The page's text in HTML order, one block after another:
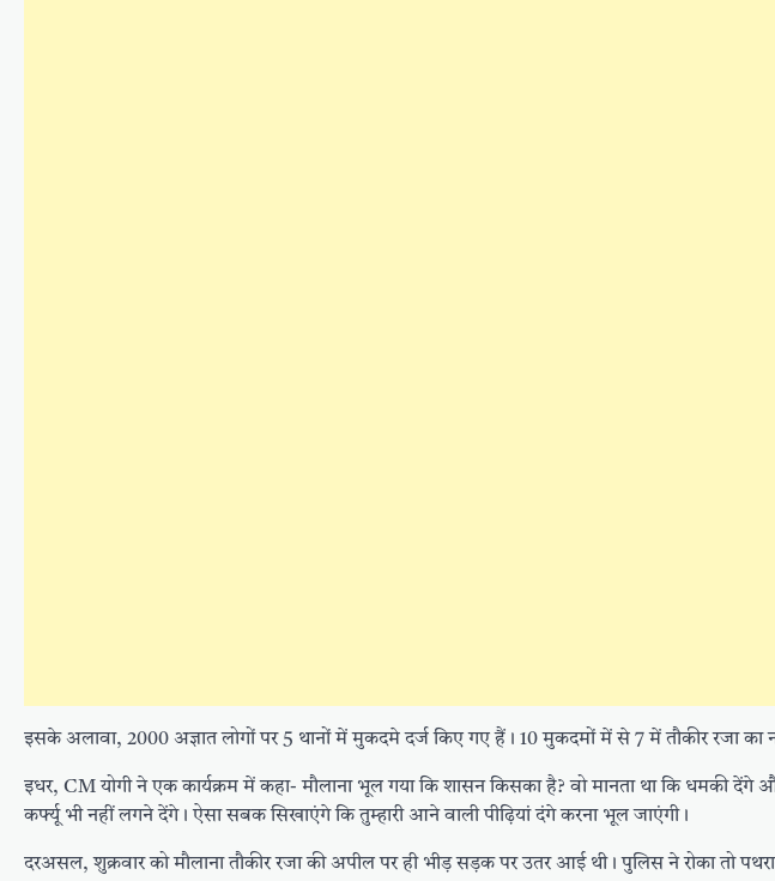
इसके अलावा, 2000 अज्ञात लोगों पर 5 थानों में मुकदमे दर्ज किए गए हैं। 10 मुकदमों में से 7 में तौकीर रजा का
इधर, CM योगी ने एक कार्यक्रम में कहा- मौलाना भूल गया कि शासन किसका है? वो मानता था कि धमकी देंगे
कर्फ्यू भी नहीं लगने देंगे। ऐसा सबक सिखाएंगे कि तुम्हारी आने वाली पीढ़ियां दंगे करना भूल जाएंगी।
दरअसल, शुक्रवार को मौलाना तौकीर रजा की अपील पर ही भीड़ सड़क पर उतर आई थी। पुलिस ने रोका तो